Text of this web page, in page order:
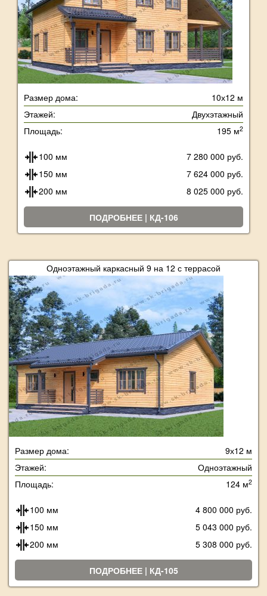
Размер дома:
10х12 м
Этажей:
Двухэтажный
Площадь:
195 м2
100 мм
7 280 000 руб.
150 мм
7 624 000 руб.
200 мм
8 025 000 руб.
ПОДРОБНЕЕ | КД-106
Одноэтажный каркасный 9 на 12 с террасой
Размер дома:
9х12 м
Этажей:
Одноэтажный
Площадь:
124 м2
100 мм
4 800 000 руб.
150 мм
5 043 000 руб.
200 мм
5 308 000 руб.
ПОДРОБНЕЕ | КД-105